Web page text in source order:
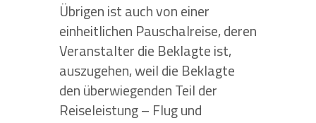
Übrigen ist auch von einer
einheitlichen Pauschalreise, deren
Veranstalter die Beklagte ist,
auszugehen, weil die Beklagte
den überwiegenden Teil der
Reiseleistung – Flug und